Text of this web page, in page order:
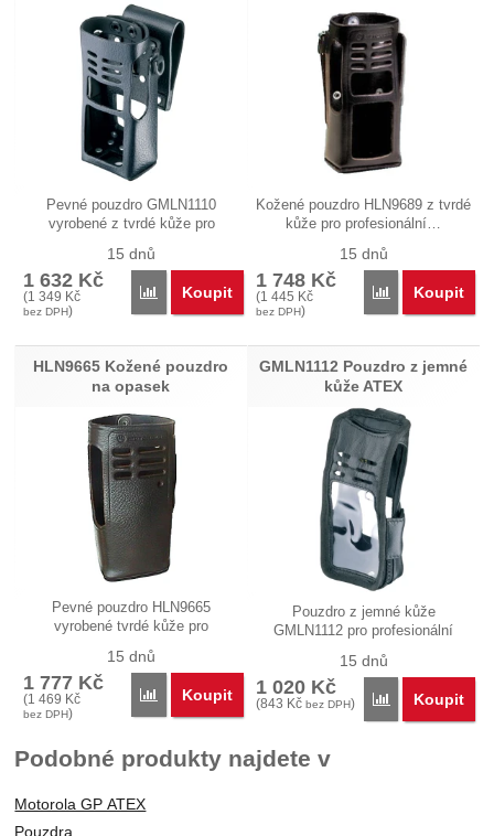
Pevné pouzdro GMLN1110
vyrobené z tvrdé kůže pro
15 dnů
1 632 Kč
(1 349 Kč
bez DPH)
Porovnat
Koupit
Kožené pouzdro HLN9689 z tvrdé
kůže pro profesionální…
15 dnů
1 748 Kč
(1 445 Kč
bez DPH)
Porovnat
Koupit
HLN9665 Kožené pouzdro
na opasek
Pevné pouzdro HLN9665
vyrobené tvrdé kůže pro
15 dnů
1 777 Kč
(1 469 Kč
bez DPH)
Porovnat
Koupit
GMLN1112 Pouzdro z jemné
kůže ATEX
Pouzdro z jemné kůže
GMLN1112 pro profesionální
15 dnů
1 020 Kč
(843 Kč bez DPH) Porovnat
Koupit
Podobné produkty najdete v
Motorola GP ATEX
Pouzdra